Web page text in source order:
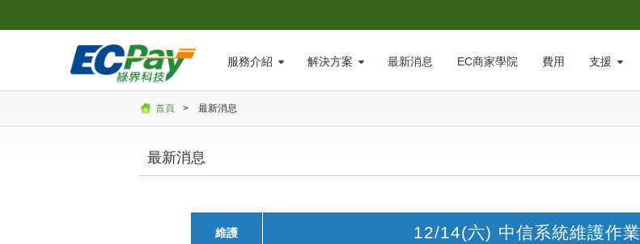
服務介紹 解決方案 最新消息 EC商家學院 費用 支援
首頁 > 最新消息
最新消息
維護 12/14(六) 中信系統維護作業